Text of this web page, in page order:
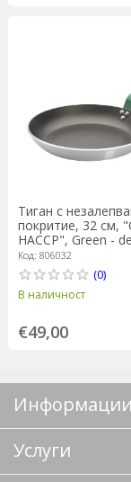
Тиган с
покритие, 32 см,
HACCP", Green -
Код: 806032
(0)
В наличност
€49,00
Информации
Услуги